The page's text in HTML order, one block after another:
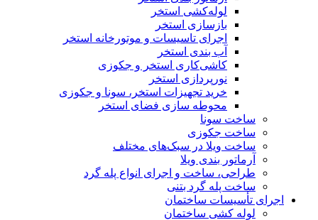
لوله‌کشی استخر
بازسازی استخر
اجرای تاسیسات و موتورخانه استخر
آب‌ بندی استخر
کاشی‌کاری استخر و جکوزی
نورپردازی استخر
خرید تجهیزات استخر، سونا و جکوزی
محوطه‌ سازی فضای استخر
ساخت سونا
ساخت جکوزی
ساخت ویلا در سبک‌های مختلف
آرماتور بندی ویلا
طراحی، ساخت و اجرای انواع پله گرد
ساخت پله گرد بتنی
تأسیسات ساختمان
لوله کشی ساختمان